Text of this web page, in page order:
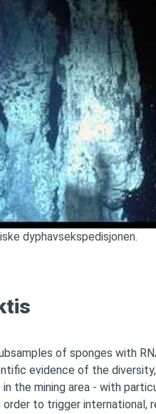
dyphavsekspedisjonen.